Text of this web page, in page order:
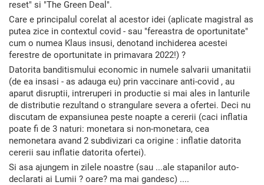
reset" si "The Green Deal".
Care e principalul corelat al acestor idei (aplicate magistral as
putea zice in contextul covid - sau "fereastra de oportunitate"
cum o numea Klaus insusi, denotand inchiderea acestei
ferestre de oportunitate in primavara 2022!) ?
Datorita banditismului economic in numele salvarii umanitatii
(de ea insasi - as adauga eu) prin vaccinare anti-covid , au
aparut disruptii, intreruperi in productie si mai ales in lanturile
de distributie rezultand o strangulare severa a ofertei. Deci nu
discutam de expansiunea peste noapte a cererii (caci inflatia
poate fi de 3 naturi: monetara si non-monetara, cea
nemonetara avand 2 subdivizari ca origine : inflatie datorita
cererii sau inflatie datorita ofertei).
Si asa ajungem in zilele noastre (sau ...ale stapanilor auto-
declarati ai Lumii ? oare? ma mai gandesc) ....